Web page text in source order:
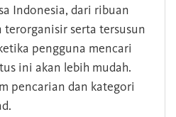
Indonesia, dari ribuan
terorganisir serta tersusun
pengguna mencari
ini akan lebih mudah.
pencarian dan kategori